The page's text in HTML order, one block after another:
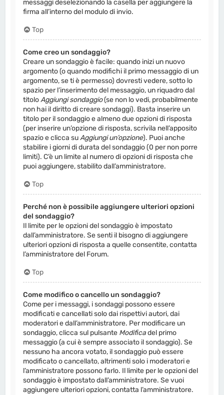
messaggi deselezionando la casella per aggiungere la
firma all’interno del modulo di invio.
Top
Come creo un sondaggio?
Creare un sondaggio è facile: quando inizi un nuovo
argomento (o quando modifichi il primo messaggio di un
argomento, se ti è permesso) dovresti vedere, sotto lo
spazio per l’inserimento del messaggio, un riquadro dal
titoloAggiungi sondaggio(se non lo vedi, probabilmente
non hai il diritto di creare sondaggi). Basta inserire un
titolo per il sondaggio e almeno due opzioni di risposta
(per inserire un’opzione di risposta, scrivila nell’apposito
spazio e clicca suAggiungi un’opzione). Puoi anche
stabilire i giorni di durata del sondaggio (0 per non porre
limiti). C’è un limite al numero di opzioni di risposta che
puoi aggiungere, stabilito dall’amministratore.
Top
Perché non è possibile aggiungere ulteriori opzioni
del sondaggio?
Il limite per le opzioni del sondaggio è impostato
dall’amministratore. Se senti il bisogno di aggiungere
ulteriori opzioni di risposta a quelle consentite, contatta
l’amministratore del Forum.
Top
Come modifico o cancello un sondaggio?
Come per i messaggi, i sondaggi possono essere
modificati e cancellati solo dai rispettivi autori, dai
moderatori e dall’amministratore. Per modificare un
sondaggio, clicca sul pulsante Modificadel primo
messaggio (a cui è sempre associato il sondaggio). Se
nessuno ha ancora votato, il sondaggio può essere
modificato o cancellato, altrimenti solo i moderatori e
l’amministratore possono farlo. Il limite per le opzioni del
sondaggio è impostato dall’amministratore. Se vuoi
aggiungere ulteriori opzioni, contatta l’amministratore.